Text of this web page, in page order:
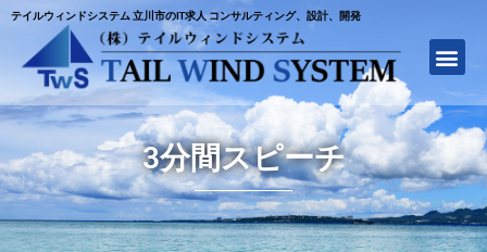
テイルウィンドシステム 立川市のIT求人 コンサルティング、設計、開発
3分間スピーチ